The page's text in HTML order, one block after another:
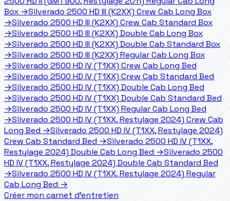
Box →Silverado 2500 HD III (K2XX) Crew Cab Long Box
→Silverado 2500 HD III (K2XX) Crew Cab Standard Box
→Silverado 2500 HD III (K2XX) Double Cab Long Box
→Silverado 2500 HD III (K2XX) Double Cab Standard Box
→Silverado 2500 HD III (K2XX) Regular Cab Long Box
→Silverado 2500 HD IV (T1XX) Crew Cab Long Bed
→Silverado 2500 HD IV (T1XX) Crew Cab Standard Bed
→Silverado 2500 HD IV (T1XX) Double Cab Long Bed
→Silverado 2500 HD IV (T1XX) Double Cab Standard Bed
→Silverado 2500 HD IV (T1XX) Regular Cab Long Bed
→Silverado 2500 HD IV (T1XX, Restylage 2024) Crew Cab
Long Bed →Silverado 2500 HD IV (T1XX, Restylage 2024)
Crew Cab Standard Bed →Silverado 2500 HD IV (T1XX,
Restylage 2024) Double Cab Long Bed →Silverado 2500
HD IV (T1XX, Restylage 2024) Double Cab Standard Bed
→Silverado 2500 HD IV (T1XX, Restylage 2024) Regular
Cab Long Bed →
Créer mon carnet d'entretien